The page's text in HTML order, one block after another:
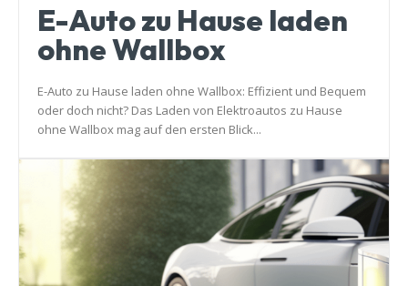
E-Auto zu Hause laden
ohne Wallbox
E-Auto zu Hause laden ohne Wallbox: Effizient und Bequem
oder doch nicht? Das Laden von Elektroautos zu Hause
ohne Wallbox mag auf den ersten Blick...